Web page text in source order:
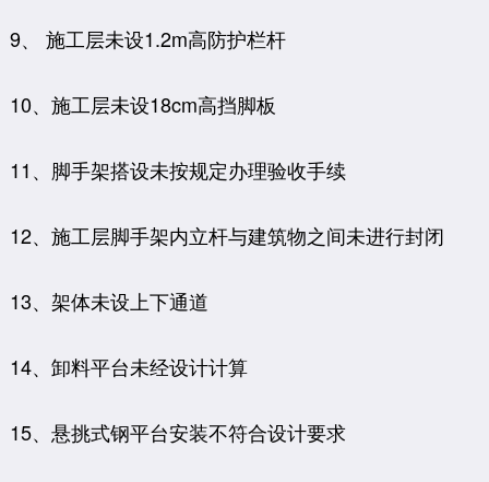
9、 施工层未设1.2m高防护栏杆
10、施工层未设18cm高挡脚板
11、脚手架搭设未按规定办理验收手续
12、施工层脚手架内立杆与建筑物之间未进行封闭
13、架体未设上下通道
14、卸料平台未经设计计算
15、悬挑式钢平台安装不符合设计要求